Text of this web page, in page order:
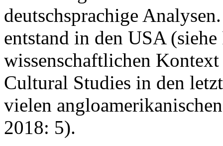
deutschsprachige
entstand in den USA
wissenschaftlichen
Cultural Studies in den
vielen
2018: 5).